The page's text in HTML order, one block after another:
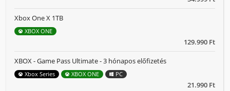
129.990 Ft
Xbox One X 1TB
XBOX ONE
21.990 Ft
XBOX - Game Pass Ultimate - 3 hónapos előfizetés
Xbox Series XBOX ONE PC